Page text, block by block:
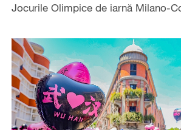
Jocurile Olimpice de iarnă Milano-